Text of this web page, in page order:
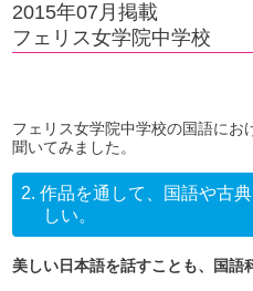
2015年07月掲載
フェリス女学院中学校
フェリス女学院中学校の国語にお
聞いてみました。
2. 作品を通して、国語や古
しい。
美しい日本語を話すことも、国語